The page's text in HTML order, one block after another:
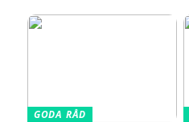
GODA RÅD